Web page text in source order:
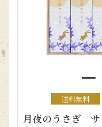
送料無料
月夜のうさぎ サ